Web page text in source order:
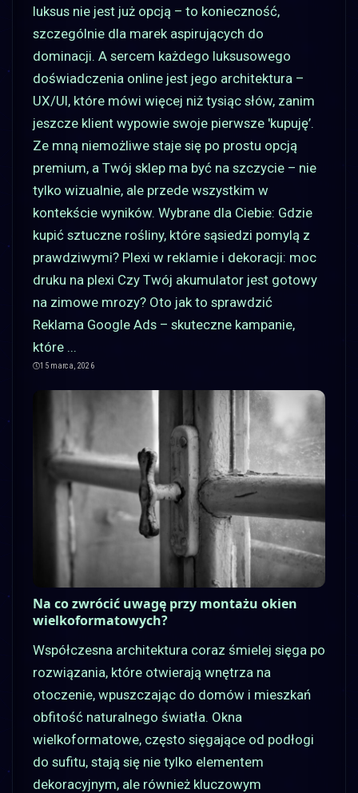
luksus nie jest już opcją – to konieczność,
szczególnie dla marek aspirujących do
dominacji. A sercem każdego luksusowego
doświadczenia online jest jego architektura –
UX/UI, które mówi więcej niż tysiąc słów, zanim
jeszcze klient wypowie swoje pierwsze 'kupuję’.
Ze mną niemożliwe staje się po prostu opcją
premium, a Twój sklep ma być na szczycie – nie
tylko wizualnie, ale przede wszystkim w
kontekście wyników. Wybrane dla Ciebie: Gdzie
kupić sztuczne rośliny, które sąsiedzi pomylą z
prawdziwymi? Plexi w reklamie i dekoracji: moc
druku na plexi Czy Twój akumulator jest gotowy
na zimowe mrozy? Oto jak to sprawdzić
Reklama Google Ads – skuteczne kampanie,
które ...
15 marca, 2026
Na co zwrócić uwagę przy montażu okien
wielkoformatowych?
Współczesna architektura coraz śmielej sięga po
rozwiązania, które otwierają wnętrza na
otoczenie, wpuszczając do domów i mieszkań
obfitość naturalnego światła. Okna
wielkoformatowe, często sięgające od podłogi
do sufitu, stają się nie tylko elementem
dekoracyjnym, ale również kluczowym